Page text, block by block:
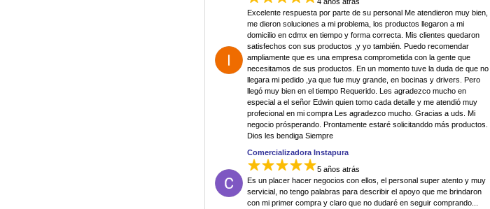
Excelente respuesta por parte de su personal Me atendieron muy bien,
me dieron soluciones a mi problema, los productos llegaron a mi
domicilio en cdmx en tiempo y forma correcta. Mis clientes quedaron
satisfechos con sus productos ,y yo también. Puedo recomendar
ampliamente que es una empresa comprometida con la gente que
necesitamos de sus productos. En un momento tuve la duda de que no
llegara mi pedido ,ya que fue muy grande, en bocinas y drivers. Pero
llegó muy bien en el tiempo Requerido. Les agradezco mucho en
especial a el señor Edwin quien tomo cada detalle y me atendió muy
profecional en mi compra Les agradezco mucho. Gracias a uds. Mi
negocio prósperando. Prontamente estaré solicitanddo más productos.
Dios les bendiga Siempre
Comercializadora Instapura
5 años atrás
Es un placer hacer negocios con ellos, el personal super atento y muy
servicial, no tengo palabras para describir el apoyo que me brindaron
con mi primer compra y claro que no dudaré en seguir comprando...